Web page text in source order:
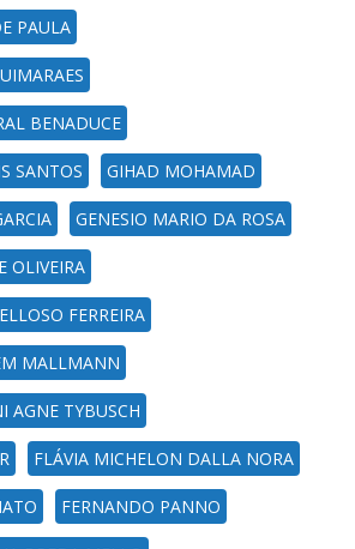
PAULA
BENADUCE
SANTOS GIHAD MOHAMAD
GENESIO MARIO DA ROSA
OLIVEIRA
FERREIRA
MALLMANN
AGNE TYBUSCH
FLÁVIA MICHELON DALLA NORA
FERNANDO PANNO